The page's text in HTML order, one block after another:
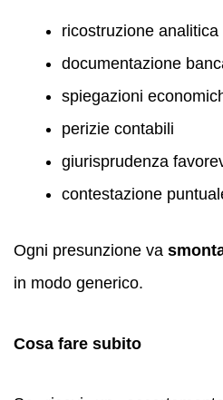
ricostruzione analitica
documentazione
spiegazioni
perizie contabili
giurisprudenza
contestazione
Ogni presunzione va
in modo generico.
Cosa fare subito